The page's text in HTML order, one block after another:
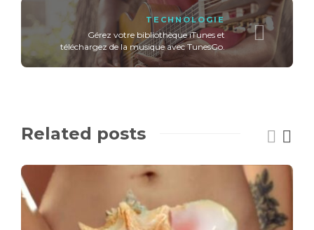
TECHNOLOGIE
Gérez votre bibliothèque iTunes et
téléchargez de la musique avec TunesGo.
Related posts